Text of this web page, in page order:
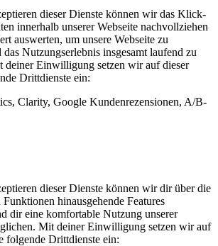
dieser Dienste können wir das Klick-
innerhalb unserer Webseite nachvollziehen
auswerten, um unsere Webseite zu
Nutzungserlebnis insgesamt laufend zu
deiner Einwilligung setzen wir auf dieser
Drittdienste ein:
Clarity, Google Kundenrezensionen, A/B-
dieser Dienste können wir dir über die
Funktionen hinausgehende Features
dir eine komfortable Nutzung unserer
Mit deiner Einwilligung setzen wir auf
folgende Drittdienste ein: